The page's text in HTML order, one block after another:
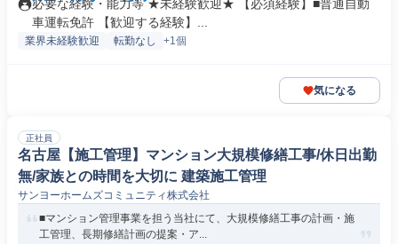
必要な経験・能力等 ★未経験歓迎★ 【必須経験】■普通自動
車運転免許 【歓迎する経験】...
業界未経験歓迎 転勤なし +1個
気になる
正社員
名古屋【施工管理】マンション大規模修繕工事/休日出勤
無/家族との時間を大切に 建築施工管理
サンヨーホームズコミュニティ株式会社
■マンション管理事業を担う当社にて、大規模修繕工事の計画・施
工管理、長期修繕計画の提案・ア...